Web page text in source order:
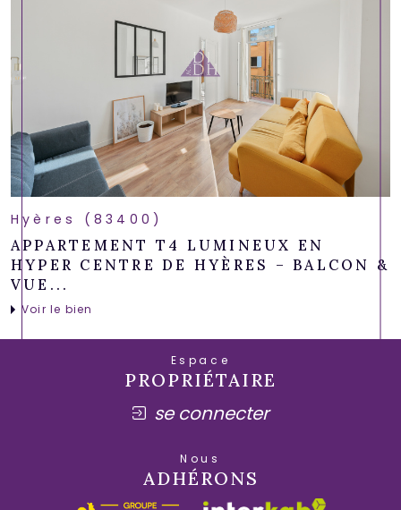
Hyères (83400)
APPARTEMENT T4 LUMINEUX EN
HYPER CENTRE DE HYÈRES – BALCON &
VUE...
Voir le bien
Espace
PROPRIÉTAIRE
se connecter
Nous
ADHÉRONS